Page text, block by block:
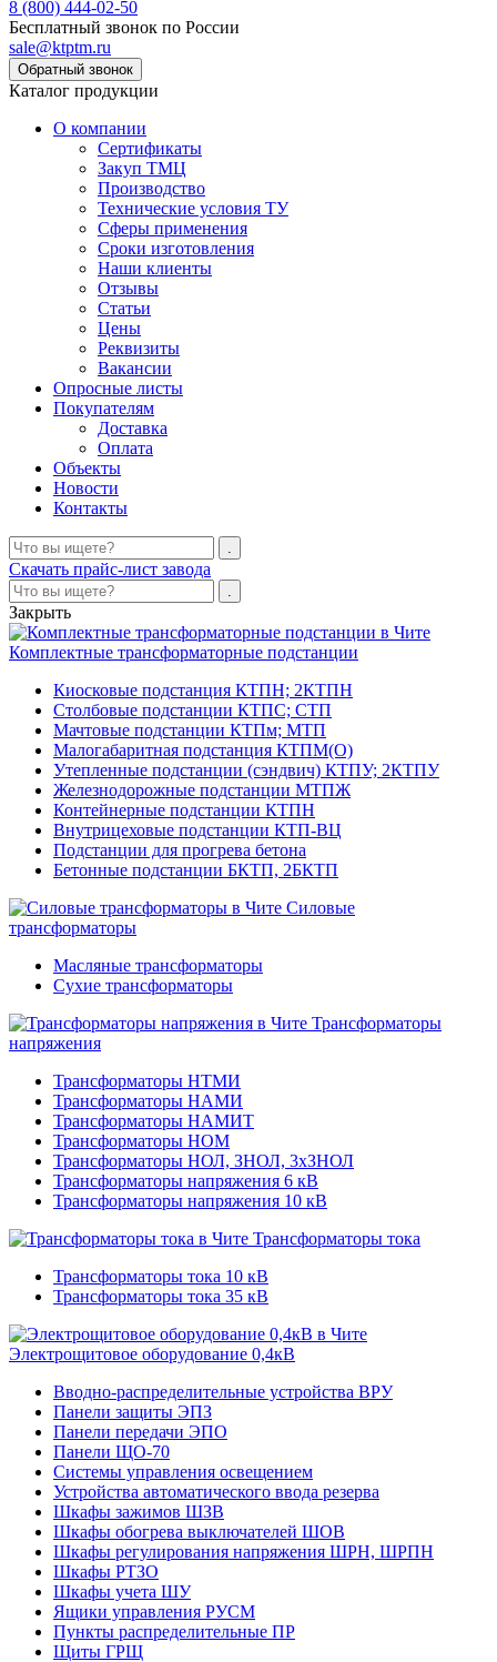
8 (800) 444-02-50
Бесплатный звонок по России
sale@ktptm.ru
Каталог продукции
О компании
Сертификаты
Закуп ТМЦ
Производство
Технические условия ТУ
Сферы применения
Сроки изготовления
Наши клиенты
Отзывы
Статьи
Цены
Реквизиты
Вакансии
Опросные листы
Покупателям
Доставка
Оплата
Объекты
Новости
Контакты
Скачать прайс-лист завода
Закрыть
Комплектные трансформаторные подстанции
Киосковые подстанция КТПН; 2КТПН
Столбовые подстанции КТПС; СТП
Мачтовые подстанции КТПм; МТП
Малогабаритная подстанция КТПМ(О)
Утепленные подстанции (сэндвич) КТПУ; 2КТПУ
Железнодорожные подстанции МТПЖ
Контейнерные подстанции КТПН
Внутрицеховые подстанции КТП-ВЦ
Подстанции для прогрева бетона
Бетонные подстанции БКТП, 2БКТП
Силовые
трансформаторы
Масляные трансформаторы
Сухие трансформаторы
Трансформаторы
напряжения
Трансформаторы НТМИ
Трансформаторы НАМИ
Трансформаторы НАМИТ
Трансформаторы НОМ
Трансформаторы НОЛ, ЗНОЛ, 3хЗНОЛ
Трансформаторы напряжения 6 кВ
Трансформаторы напряжения 10 кВ
Трансформаторы тока
Трансформаторы тока 10 кВ
Трансформаторы тока 35 кВ
Электрощитовое оборудование 0,4кВ
Вводно-распределительные устройства ВРУ
Панели защиты ЭПЗ
Панели передачи ЭПО
Панели ЩО-70
Системы управления освещением
Устройства автоматического ввода резерва
Шкафы зажимов ШЗВ
Шкафы обогрева выключателей ШОВ
Шкафы регулирования напряжения ШРН, ШРПН
Шкафы РТЗО
Шкафы учета ШУ
Ящики управления РУСМ
Пункты распределительные ПР
Щиты ГРЩ